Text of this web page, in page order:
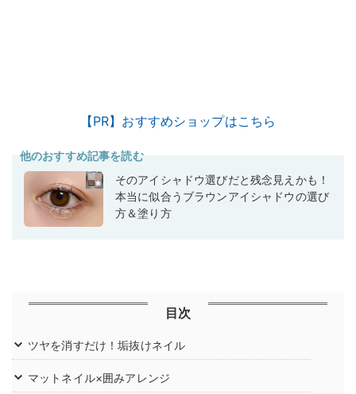
【PR】おすすめショップはこちら
他のおすすめ記事を読む
そのアイシャドウ選びだと残念見えかも！
本当に似合うブラウンアイシャドウの選び
方＆塗り方
目次
ツヤを消すだけ！垢抜けネイル
マットネイル×囲みアレンジ